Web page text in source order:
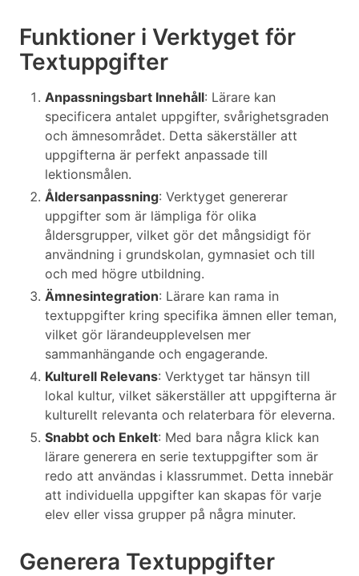
Funktioner i Verktyget för
Textuppgifter
Anpassningsbart Innehåll: Lärare kan
specificera antalet uppgifter, svårighetsgraden
och ämnesområdet. Detta säkerställer att
uppgifterna är perfekt anpassade till
lektionsmålen.
Åldersanpassning: Verktyget genererar
uppgifter som är lämpliga för olika
åldersgrupper, vilket gör det mångsidigt för
användning i grundskolan, gymnasiet och till
och med högre utbildning.
Ämnesintegration: Lärare kan rama in
textuppgifter kring specifika ämnen eller teman,
vilket gör lärandeupplevelsen mer
sammanhängande och engagerande.
Kulturell Relevans: Verktyget tar hänsyn till
lokal kultur, vilket säkerställer att uppgifterna är
kulturellt relevanta och relaterbara för eleverna.
Snabbt och Enkelt: Med bara några klick kan
lärare generera en serie textuppgifter som är
redo att användas i klassrummet. Detta innebär
att individuella uppgifter kan skapas för varje
elev eller vissa grupper på några minuter.
Generera Textuppgifter